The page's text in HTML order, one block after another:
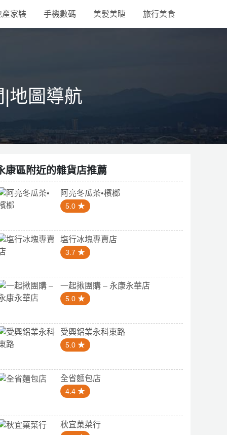
產家裝 手機數碼 美髮美睫 旅行美食
地圖導航
康區附近的雜貨店推薦
阿亮冬瓜茶•檳榔
5.0
塩行冰塊專賣店
3.7
一起揪團購 – 永康永華店
5.0
受興鋁業永科東路
5.0
全省麵包店
4.4
秋宜菓菜行